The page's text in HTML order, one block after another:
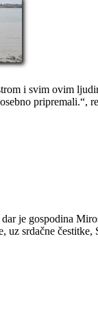
i svim ovim
pripremali.“,
je gospodina
srdačne